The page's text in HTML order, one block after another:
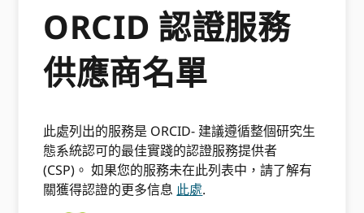
ORCID 認證服務
供應商名單
此處列出的服務是 ORCID- 建議遵循整個研究生
態系統認可的最佳實踐的認證服務提供者
(CSP)。 如果您的服務未在此列表中，請了解有
關獲得認證的更多信息 此處.